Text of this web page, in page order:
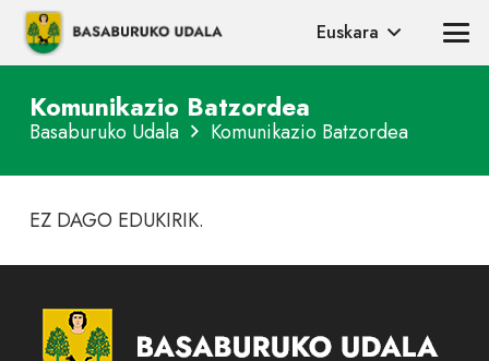
Euskara
Komunikazio Batzordea
Basaburuko Udala Komunikazio Batzordea
EZ DAGO EDUKIRIK.